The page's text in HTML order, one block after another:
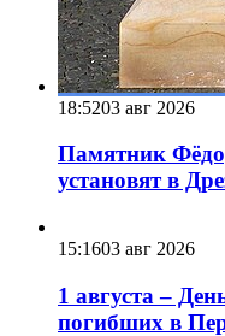
18:5203 авг 2026
Памятник
установят в
15:1603 авг 2026
1 августа –
погибших в